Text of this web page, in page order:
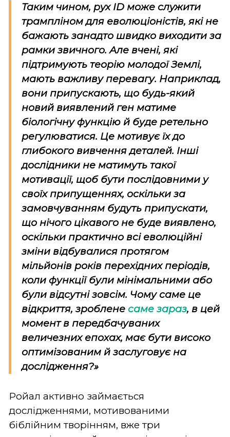
Таким чином, рухID може служити
трампліном для еволюціоністів, які не
бажають занадто швидко виходити за
рамки звичного. Але вчені, які
підтримують теорію молодої Землі,
мають важливу перевагу. Наприклад,
вони припускають, що будь-який
новий виявлений ген матиме
біологічну функцію й буде ретельно
регулюватися. Це мотивує їх до
глибокого вивчення деталей. Інші
дослідники не матимуть такої
мотивації, щоб бути послідовними у
своїх припущеннях, оскільки за
замовчуванням будуть припускати,
що нічого цікавого не буде виявлено,
оскільки практично всі еволюційні
зміни відбувалися протягом
мільйонів років перехідних періодів,
коли функції були мінімальними або
були відсутні зовсім. Чому саме це
відкриття, зроблене саме зараз, в цей
момент в передбачуваних
величезних епохах, має бути високо
оптимізованим й заслуговує на
дослідження?»
Ройал активно займається
дослідженнями, мотивованими
біблійним творінням, вже три